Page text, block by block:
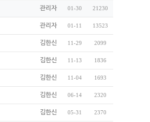
관리자 01-30 21230
관리자 01-11 13523
김한신 11-29 2099
김한신 11-13 1836
김한신 11-04 1693
김한신 06-14 2320
김한신 05-31 2370